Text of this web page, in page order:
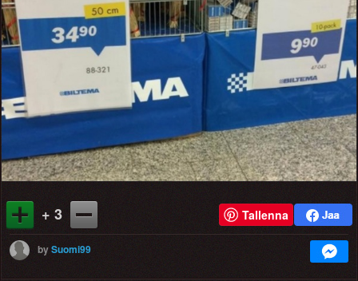
+ 3 Tallenna
bySuomi99